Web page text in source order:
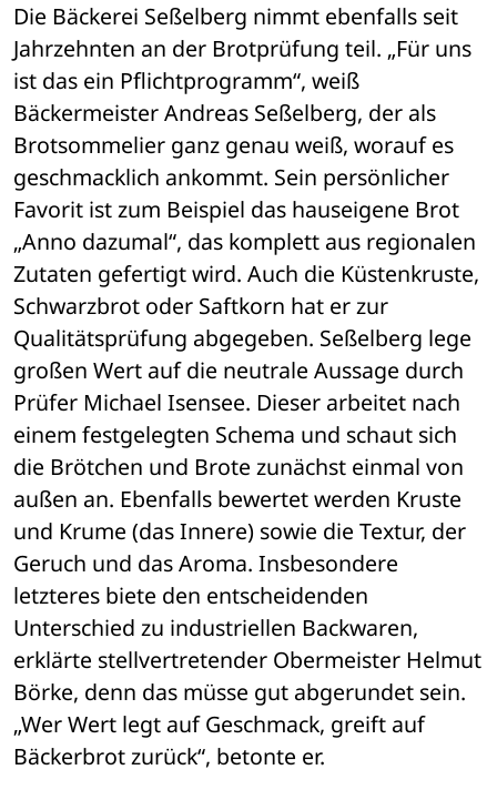
Die Bäckerei Seßelberg nimmt ebenfalls seit
Jahrzehnten an der Brotprüfung teil. „Für uns
ist das ein Pflichtprogramm“, weiß
Bäckermeister Andreas Seßelberg, der als
Brotsommelier ganz genau weiß, worauf es
geschmacklich ankommt. Sein persönlicher
Favorit ist zum Beispiel das hauseigene Brot
„Anno dazumal“, das komplett aus regionalen
Zutaten gefertigt wird. Auch die Küstenkruste,
Schwarzbrot oder Saftkorn hat er zur
Qualitätsprüfung abgegeben. Seßelberg lege
großen Wert auf die neutrale Aussage durch
Prüfer Michael Isensee. Dieser arbeitet nach
einem festgelegten Schema und schaut sich
die Brötchen und Brote zunächst einmal von
außen an. Ebenfalls bewertet werden Kruste
und Krume (das Innere) sowie die Textur, der
Geruch und das Aroma. Insbesondere
letzteres biete den entscheidenden
Unterschied zu industriellen Backwaren,
erklärte stellvertretender Obermeister Helmut
Börke, denn das müsse gut abgerundet sein.
„Wer Wert legt auf Geschmack, greift auf
Bäckerbrot zurück“, betonte er.